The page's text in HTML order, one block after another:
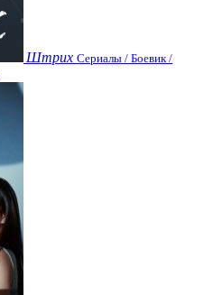
Штрих Сериалы / Боевик /